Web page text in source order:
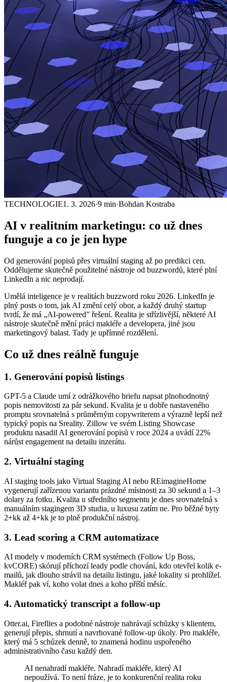
TECHNOLOGIE1. 3. 2026·9 min·Bohdan Kostraba
AI v realitním marketingu: co už dnes
funguje a co je jen hype
Od generování popisů přes virtuální staging až po predikci cen.
Oddělujeme skutečně použitelné nástroje od buzzwordů, které plní
LinkedIn a nic neprodají.
Umělá inteligence je v realitách buzzword roku 2026. LinkedIn je
plný posts o tom, jak AI změní celý obor, a každý druhý startup
tvrdí, že má „AI-powered” řešení. Realita je střízlivější, některé AI
nástroje skutečně mění práci makléře a developera, jiné jsou
marketingový balast. Tady je upřímné rozdělení.
Co už dnes reálně funguje
1. Generování popisů listings
GPT-5 a Claude umí z odrážkového briefu napsat plnohodnotný
popis nemovitosti za pár sekund. Kvalita je u dobře nastaveného
promptu srovnatelná s průměrným copywriterem a výrazně lepší než
typický popis na Sreality. Zillow ve svém Listing Showcase
produktu nasadil AI generování popisů v roce 2024 a uvádí 22%
nárůst engagement na detailu inzerátu.
2. Virtuální staging
AI staging tools jako Virtual Staging AI nebo REimagineHome
vygenerují zařízenou variantu prázdné místnosti za 30 sekund a 1–3
dolary za fotku. Kvalita u středního segmentu je dnes srovnatelná s
manuálním stagingem 3D studia, u luxusu zatím ne. Pro běžné byty
2+kk až 4+kk je to plně produkční nástroj.
3. Lead scoring a CRM automatizace
AI modely v moderních CRM systémech (Follow Up Boss,
kvCORE) skórují příchozí leady podle chování, kdo otevřel kolik e-
mailů, jak dlouho strávil na detailu listingu, jaké lokality si prohlížel.
Makléř pak ví, koho volat dnes a koho příští měsíc.
4. Automatický transcript a follow-up
Otter.ai, Fireflies a podobné nástroje nahrávají schůzky s klientem,
generují přepis, shrnutí a navrhované follow-up úkoly. Pro makléře,
který má 5 schůzek denně, to znamená hodinu uspořeného
administrativního času každý den.
AI nenahradí makléře. Nahradí makléře, který AI
nepoužívá. To není fráze, je to konkurenční realita roku